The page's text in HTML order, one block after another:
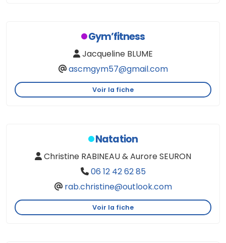
Gym’fitness
Jacqueline BLUME
ascmgym57@gmail.com
Voir la fiche
Natation
Christine RABINEAU & Aurore SEURON
06 12 42 62 85
rab.christine@outlook.com
Voir la fiche